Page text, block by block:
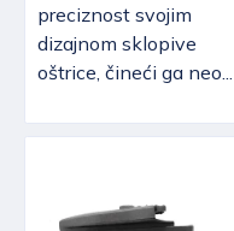
preciznost svojim
dizajnom sklopive
oštrice, čineći ga neo...